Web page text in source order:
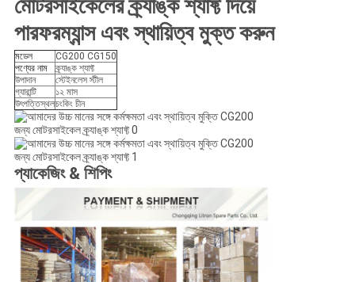
মোটরসাইকেলের ক্র্যাঙ্ক শ্যাফ্ট দিয়ে
পারফরম্যান্স এবং স্থায়িত্ব মুক্ত করুন
মডেল
CG200 CG150
পণ্যের নাম
ক্র্যাঙ্ক শ্যাফ্ট
উপাদান
স্টেইনলেস স্টীল
গ্যারান্টি
১২ মাস
উৎপত্তিস্থলচংকিং চীন
প্যাকেজিং & শিপিং